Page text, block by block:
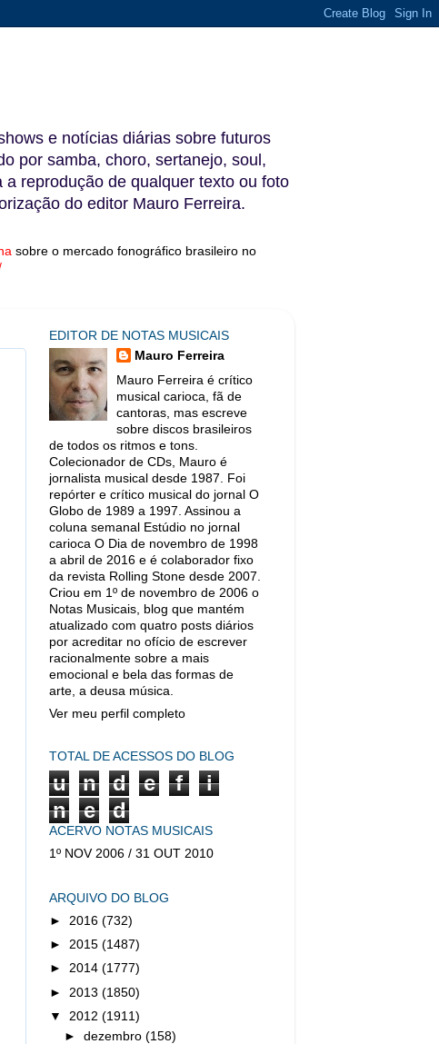
e notícias diárias sobre futuros
por samba, choro, sertanejo, soul,
reprodução de qualquer texto ou foto
do editor Mauro Ferreira.
sobre o mercado fonográfico brasileiro no
EDITOR DE NOTAS MUSICAIS
Mauro Ferreira
Mauro Ferreira é crítico
musical carioca, fã de
cantoras, mas escreve
sobre discos brasileiros
de todos os ritmos e tons.
Colecionador de CDs, Mauro é
jornalista musical desde 1987. Foi
repórter e crítico musical do jornal O
Globo de 1989 a 1997. Assinou a
coluna semanal Estúdio no jornal
carioca O Dia de novembro de 1998
a abril de 2016 e é colaborador fixo
da revista Rolling Stone desde 2007.
Criou em 1º de novembro de 2006 o
Notas Musicais, blog que mantém
atualizado com quatro posts diários
por acreditar no ofício de escrever
racionalmente sobre a mais
emocional e bela das formas de
arte, a deusa música.
Ver meu perfil completo
TOTAL DE ACESSOS DO BLOG
u n d e f
i
n
e d
ACERVO NOTAS MUSICAIS
1º NOV 2006 / 31 OUT 2010
ARQUIVO DO BLOG
► 2016 (732)
► 2015 (1487)
► 2014 (1777)
► 2013 (1850)
▼ 2012 (1911)
►dezembro(158)